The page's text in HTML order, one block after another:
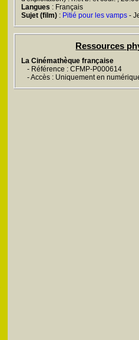
Langues : Français
Sujet (film) : Pitié pour les vamps -
Ressources
La Cinémathèque française
- Référence : CFMP-P000614
- Accès : Uniquement en